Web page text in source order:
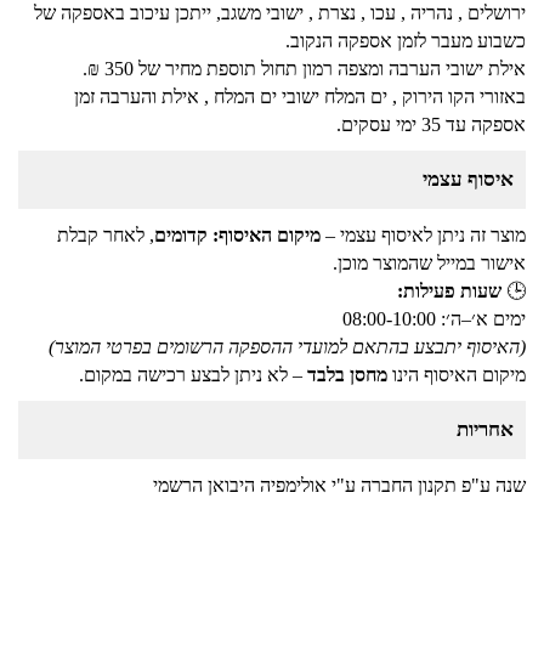
ירושלים , נהריה , עכו , נצרת , ישובי משגב, ייתכן עיכוב באספקה של
כשבוע מעבר לזמן אספקה הנקוב.
אילת ישובי הערבה ומצפה רמון תחול תוספת מחיר של 350 ₪.
באזורי הקו הירוק , ים המלח ישובי ים המלח , אילת והערבה זמן
אספקה עד 35 ימי עסקים.
איסוף עצמי
מוצר זה ניתן לאיסוף עצמי – מיקום האיסוף: קדומים, לאחר קבלת
אישור במייל שהמוצר מוכן.
🕒 שעות פעילות:
ימים א׳–ה׳: 08:00-10:00
(האיסוף יתבצע בהתאם למועדי ההספקה הרשומים בפרטי המוצר)
מיקום האיסוף הינו מחסן בלבד – לא ניתן לבצע רכישה במקום.
אחריות
שנה ע"פ תקנון החברה ע"י אולימפיה היבואן הרשמי